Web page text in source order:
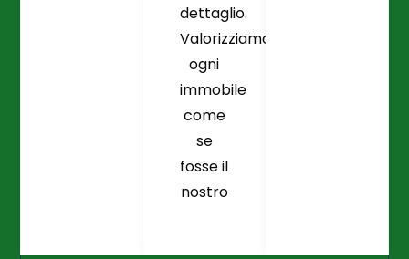
dettaglio.
Valorizziamo
ogni
immobile
come
se
fosse il
nostro